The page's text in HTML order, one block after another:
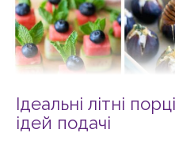
Ідеальні літні
ідей подачі